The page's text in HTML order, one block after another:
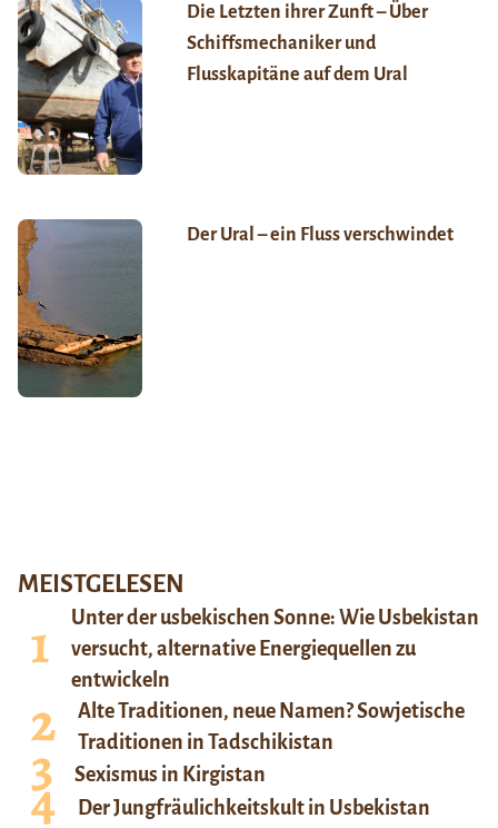
Die Letzten ihrer Zunft – Über
Schiffsmechaniker und
Flusskapitäne auf dem Ural
Der Ural – ein Fluss verschwindet
MEISTGELESEN
Unter der usbekischen Sonne: Wie Usbekistan
versucht, alternative Energiequellen zu
entwickeln
Alte Traditionen, neue Namen? Sowjetische
Traditionen in Tadschikistan
Sexismus in Kirgistan
Der Jungfräulichkeitskult in Usbekistan